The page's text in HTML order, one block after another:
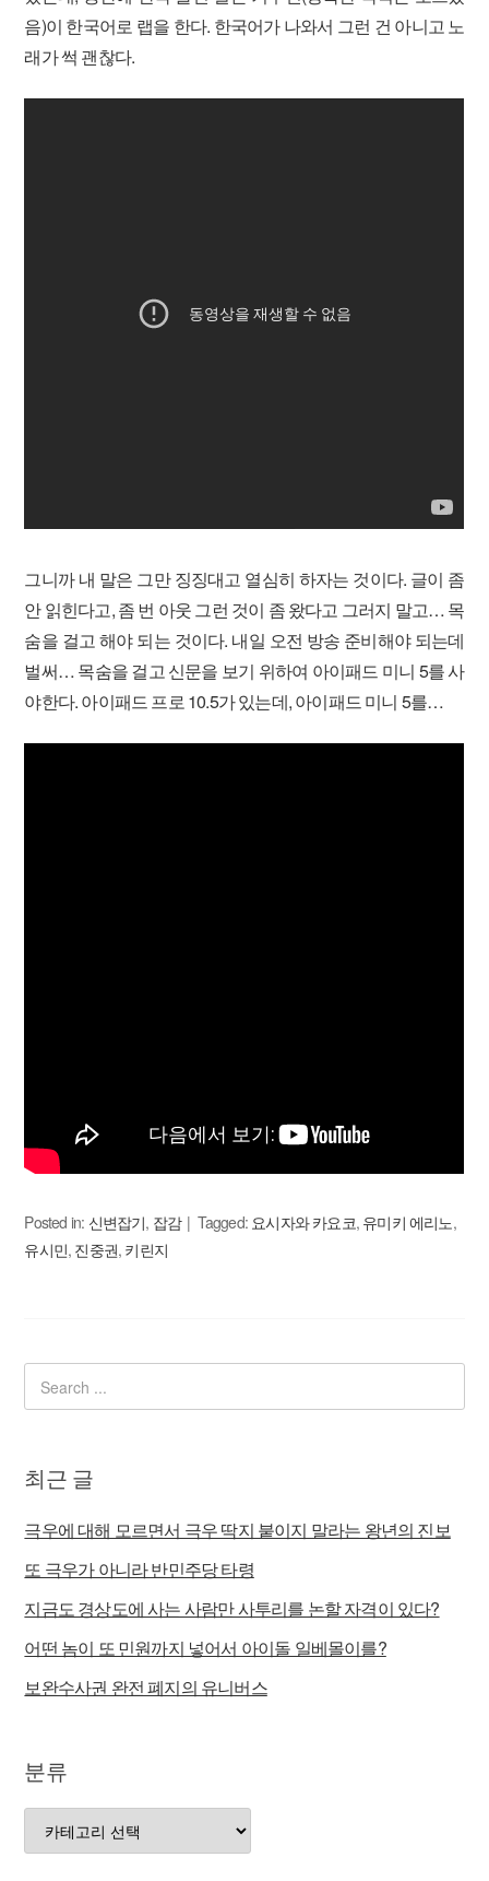
음)이 한국어로 랩을 한다. 한국어가 나와서 그런 건 아니고 노
래가 썩 괜찮다.
그니까 내 말은 그만 징징대고 열심히 하자는 것이다. 글이 좀
안 읽힌다고, 좀 번 아웃 그런 것이 좀 왔다고 그러지 말고… 목
숨을 걸고 해야 되는 것이다. 내일 오전 방송 준비해야 되는데
벌써… 목숨을 걸고 신문을 보기 위하여 아이패드 미니 5를 사
야한다. 아이패드 프로 10.5가 있는데, 아이패드 미니 5를…
Posted in: 신변잡기, 잡감 Tagged: 요시자와 카요코, 유미키 에리노,
유시민, 진중권, 키린지
최근 글
극우에 대해 모르면서 극우 딱지 붙이지 말라는 왕년의 진보
또 극우가 아니라 반민주당 타령
지금도 경상도에 사는 사람만 사투리를 논할 자격이 있다?
어떤 놈이 또 민원까지 넣어서 아이돌 일베몰이를?
보완수사권 완전 폐지의 유니버스
분류
류